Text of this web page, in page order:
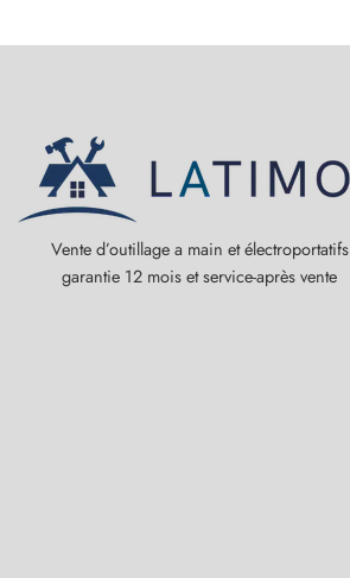
Vente d’outillage a main et électroportatifs
garantie 12 mois et service-après vente